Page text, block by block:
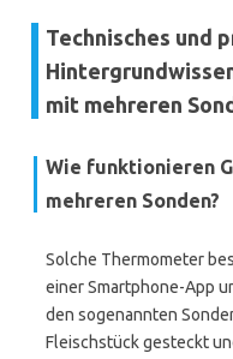
Technisches und
mit mehreren
Wie funktionieren
mehreren Sonden?
Solche Thermometer
einer Smartphone-App
den sogenannten
Fleischstück gesteckt